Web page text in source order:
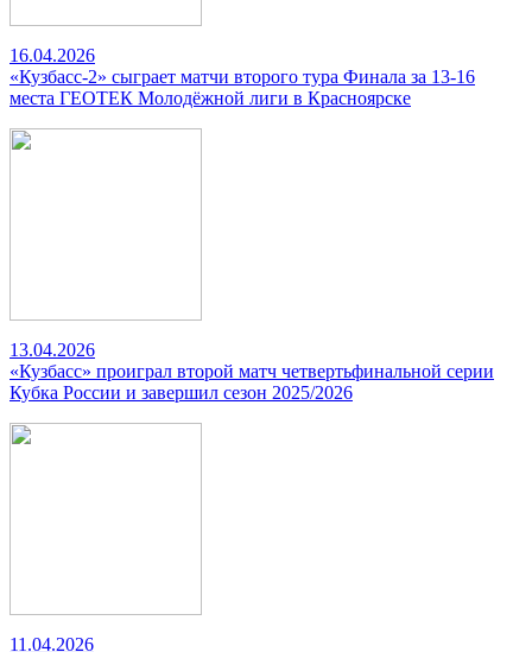
16.04.2026
«Кузбасс-2» сыграет матчи второго тура Финала за 13-16
места ГЕОТЕК Молодёжной лиги в Красноярске
13.04.2026
«Кузбасс» проиграл второй матч четвертьфинальной серии
Кубка России и завершил сезон 2025/2026
11.04.2026